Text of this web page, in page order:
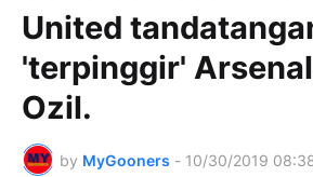
United
'terpinggir'
Ozil.
by MyGooners - 10/30/2019